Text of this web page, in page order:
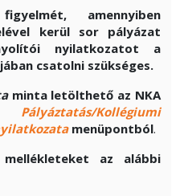
amennyiben
kerül sor pályázat
nyilatkozatot a
csatolni szükséges.
aminta letölthető az NKA
Pályáztatás/Kollégiumi
menüpontból.
az alábbi